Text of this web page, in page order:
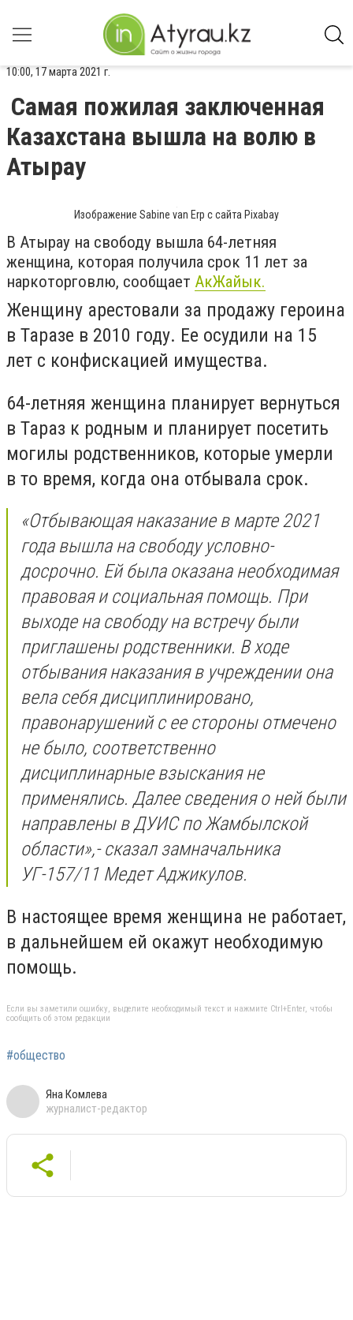
10:00, 17 марта 2021 г.
Самая пожилая заключенная
Казахстана вышла на волю в
Атырау
Изображение Sabine van Erp с сайта Pixabay
В Атырау на свободу вышла 64-летняя
женщина, которая получила срок 11 лет за
наркоторговлю, сообщает АкЖайык.
Женщину арестовали за продажу героина
в Таразе в 2010 году. Ее осудили на 15
лет с конфискацией имущества.
64-летняя женщина планирует вернуться
в Тараз к родным и планирует посетить
могилы родственников, которые умерли
в то время, когда она отбывала срок.
«Отбывающая наказание в марте 2021
года вышла на свободу условно-
досрочно. Ей была оказана необходимая
правовая и социальная помощь. При
выходе на свободу на встречу были
приглашены родственники. В ходе
отбывания наказания в учреждении она
вела себя дисциплинировано,
правонарушений с ее стороны отмечено
не было, соответственно
дисциплинарные взыскания не
применялись. Далее сведения о ней были
направлены в ДУИС по Жамбылской
области»,- сказал замначальника
УГ-157/11 Медет Аджикулов.
В настоящее время женщина не работает,
в дальнейшем ей окажут необходимую
помощь.
Если вы заметили ошибку, выделите необходимый текст и нажмите Ctrl+Enter, чтобы
сообщить об этом редакции
#общество
Яна Комлева
журналист-редактор